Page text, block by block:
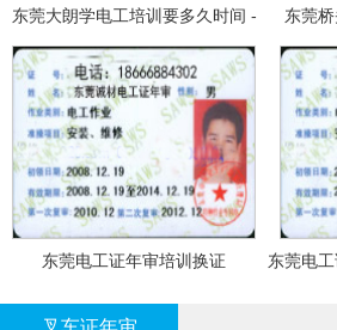
东莞大朗学电工培训要多久时间 - 东莞
东莞电工证年审培训换证
东莞电